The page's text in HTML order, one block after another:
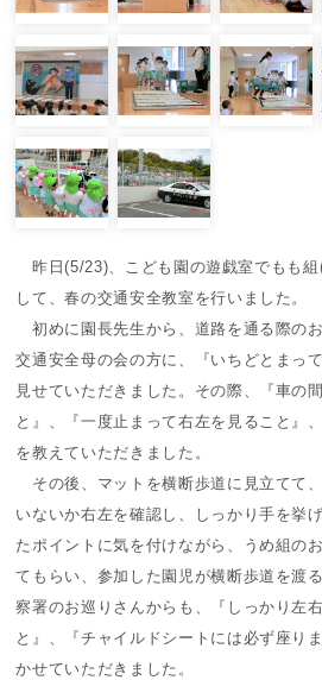
昨日(5/23)、こども園の遊戯室でもも
して、春の交通安全教室を行いました。
初めに園長先生から、道路を通る際の
交通安全母の会の方に、『いちどとまっ
見せていただきました。その際、『車の
と』、『一度止まって右左を見ること』
を教えていただきました。
その後、マットを横断歩道に見立てて
いないか右左を確認し、しっかり手を挙
たポイントに気を付けながら、うめ組の
てもらい、参加した園児が横断歩道を渡
察署のお巡りさんからも、『しっかり左
と』、『チャイルドシートには必ず座り
かせていただきました。